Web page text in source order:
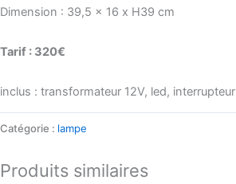
Dimension : 39,5 x 16 x H39 cm
Tarif : 320€
inclus : transformateur 12V, led, interrupteur
Catégorie : lampe
Produits similaires